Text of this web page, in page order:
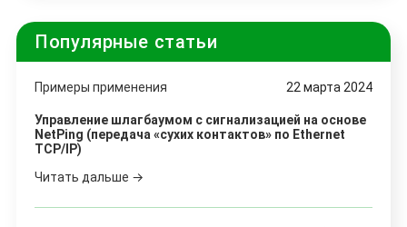
Популярные статьи
Примеры применения 22 марта 2024
Управление шлагбаумом с сигнализацией на основе
NetPing (передача «сухих контактов» по Ethernet
TCP/IP)
Читать дальше →